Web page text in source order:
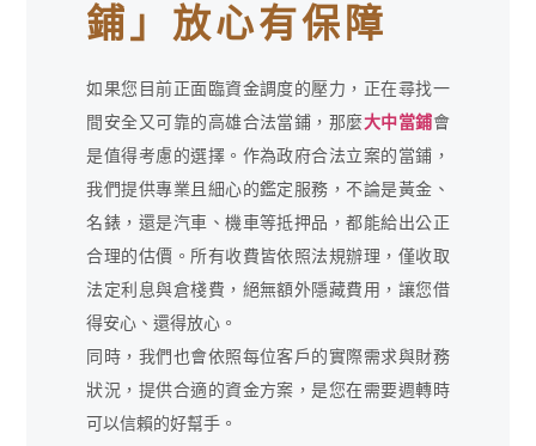
鋪」放心有保障
如果您目前正面臨資金調度的壓力，正在尋找一
間安全又可靠的高雄合法當鋪，那麼大中當鋪會
是值得考慮的選擇。作為政府合法立案的當鋪，
我們提供專業且細心的鑑定服務，不論是黃金、
名錶，還是汽車、機車等抵押品，都能給出公正
合理的估價。所有收費皆依照法規辦理，僅收取
法定利息與倉棧費，絕無額外隱藏費用，讓您借
得安心、還得放心。
同時，我們也會依照每位客戶的實際需求與財務
狀況，提供合適的資金方案，是您在需要週轉時
可以信賴的好幫手。